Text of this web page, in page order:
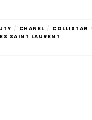
/ CHANEL / COLLISTAR /
SAINT LAURENT